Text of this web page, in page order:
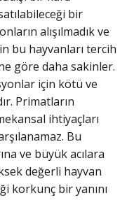
bir
alışılmadık ve
bu hayvanları tercih
göre daha sakinler.
için kötü ve
Primatların
ihtiyaçları
Bu
ve büyük acılara
değerli hayvan
korkunç bir yanını